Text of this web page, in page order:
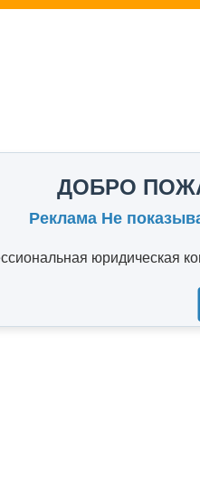
ДОБРО
Реклама Не
юридическая